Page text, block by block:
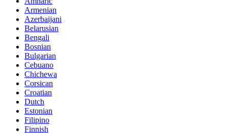
Armenian
Azerbaijani
Belarusian
Bengali
Bosnian
Bulgarian
Cebuano
Chichewa
Corsican
Croatian
Dutch
Estonian
Filipino
Finnish